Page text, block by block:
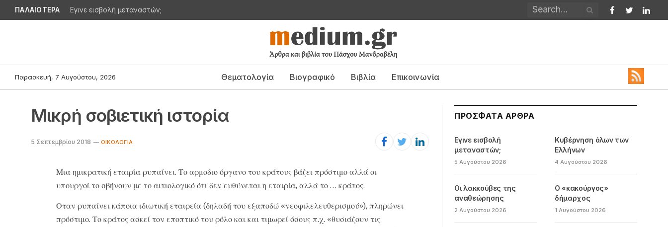
ΠΑΛΑΙΟΤΕΡΑ Εγινε εισβολή μεταναστών;
Facebook
Twitter
Παρασκευή, 7 Αυγούστου, 2026 Θεματολογία Βιογραφικό Βιβλία Επικοινωνία
Μικρή σοβιετική ιστορία
5 Σεπτεμβρίου 2018 ΟΙΚΟΛΟΓΊΑ
Μια ημικρατική εταιρία ρυπαίνει. Το αρμοδιο όργανο του κράτους βάζει πρόστιμο αλλά οι
υπουργοί το σβήνουν με το αιτιολογικό ότι δεν ευθύνεται η εταιρία, αλλά το … κράτος.
Οταν ρυπαίνει κάποια ιδιωτική εταιρεία (δηλαδή του εξαποδώ «νεοφιλελευθερισμού»), πληρώνει
πρόστιμο. Το κράτος ασκεί τον εποπτικό του ρόλο και και τιμωρεί όσους π.χ. «θυσιάζουν τις
ΠΡΌΣΦΑΤΑ ΆΡΘΡΑ
Εγινε εισβολή
μεταναστών;
5 Αυγούστου 2026
Κυβέρνηση όλων των
Ελλήνων
4 Αυγούστου 2026
Οι λακκούβες της
αναθεώρησης
2 Αυγούστου 2026
Ο «κακούργος»
δήμαρχος
1 Αυγούστου 2026